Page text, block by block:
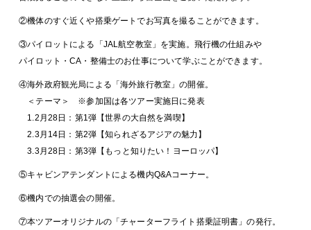
②機体のすぐ近くや搭乗ゲートでお写真を撮ることができます。
③パイロットによる「JAL航空教室」を実施。飛行機の仕組みや
パイロット・CA・整備士のお仕事について学ぶことができます。
④海外政府観光局による「海外旅行教室」の開催。
＜テーマ＞ ※参加国は各ツアー実施日に発表
1.2月28日：第1弾【世界の大自然を満喫】
2.3月14日：第2弾【知られざるアジアの魅力】
3.3月28日：第3弾【もっと知りたい！ヨーロッパ】
⑤キャビンアテンダントによる機内Q&Aコーナー。
⑥機内での抽選会の開催。
⑦本ツアーオリジナルの「チャーターフライト搭乗証明書」の発行。